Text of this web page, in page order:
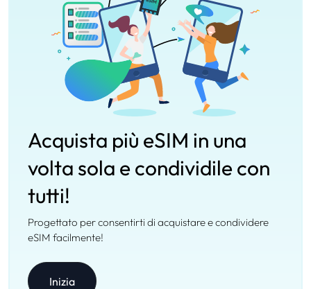
Acquista più eSIM in una
volta sola e condividile con
tutti!
Progettato per consentirti di acquistare e condividere
eSIM facilmente!
Inizia